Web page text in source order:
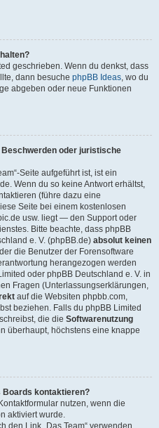
geschrieben. Wenn du denkst, dass
dann besuche phpBB Ideas, wo du
abgeben oder neue Funktionen
oder juristische
Seite aufgeführt ist, ist ein
Wenn du so keine Antwort erhältst,
(führe dazu eine
Seite bei einem kostenlosen
usw. liegt — den Support oder
Bitte beachte, dass phpBB
e. V. (phpBB.de) absolut keinen
die Benutzer der Forensoftware
herangezogen werden
oder phpBB Deutschland e. V. in
Fragen (Unterlassungserklärungen,
auf die Websiten phpbb.com,
beziehen. Falls du phpBB Limited
die die Softwarenutzung
überhaupt, höchstens eine knappe
Boards kontaktieren?
nutzen, wenn die
aktiviert wurde.
den Link „Das Team“ verwenden.